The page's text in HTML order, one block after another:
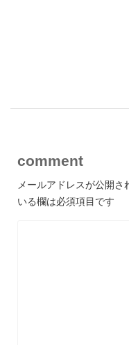
comment
メールアドレスが公開さ
いる欄は必須項目です